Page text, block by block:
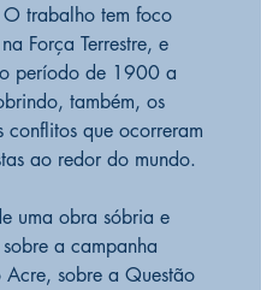
trabalho tem foco
Força Terrestre, e
período de 1900 a
também, os
conflitos que ocorreram
ao redor do mundo.
uma obra sóbria e
a campanha
Acre, sobre a Questão